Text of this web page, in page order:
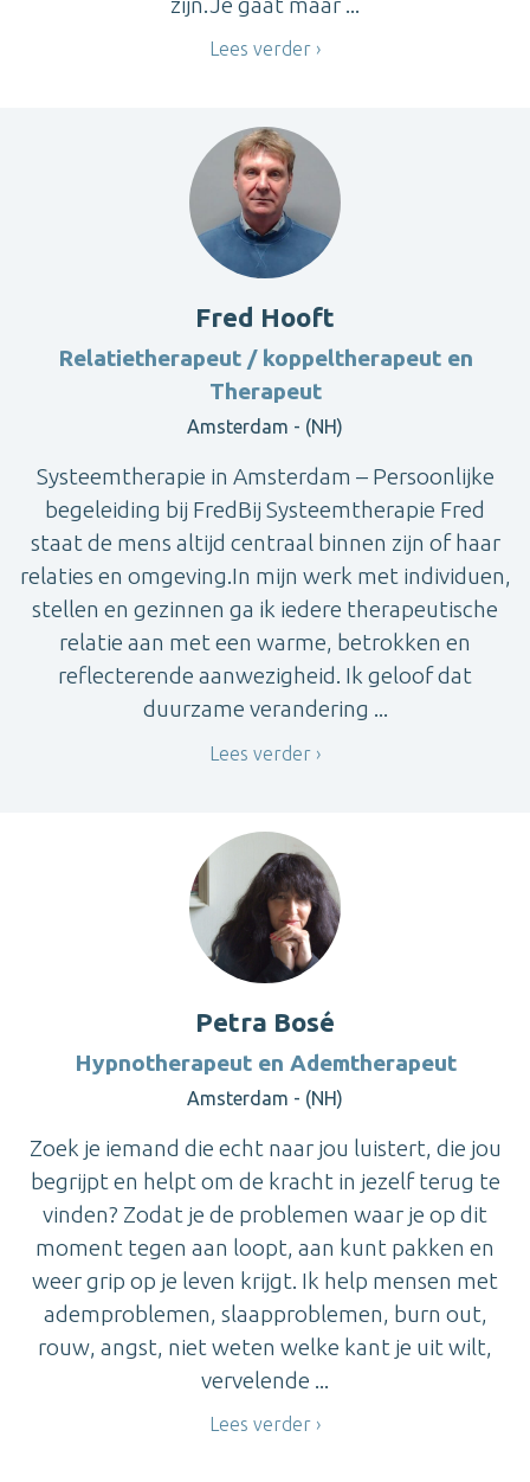
Lees verder
Fred Hooft
Relatietherapeut / koppeltherapeut en
Therapeut
Amsterdam - (NH)
Systeemtherapie in Amsterdam – Persoonlijke
begeleiding bij FredBij Systeemtherapie Fred
staat de mens altijd centraal binnen zijn of haar
relaties en omgeving.In mijn werk met individuen,
stellen en gezinnen ga ik iedere therapeutische
relatie aan met een warme, betrokken en
reflecterende aanwezigheid. Ik geloof dat
duurzame verandering ...
Lees verder
Petra Bosé
Hypnotherapeut en Ademtherapeut
Amsterdam - (NH)
Zoek je iemand die echt naar jou luistert, die jou
begrijpt en helpt om de kracht in jezelf terug te
vinden? Zodat je de problemen waar je op dit
moment tegen aan loopt, aan kunt pakken en
weer grip op je leven krijgt. Ik help mensen met
ademproblemen, slaapproblemen, burn out,
rouw, angst, niet weten welke kant je uit wilt,
vervelende ...
Lees verder